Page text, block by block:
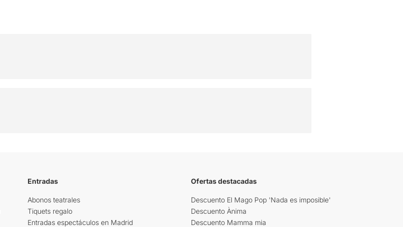
Entradas
Abonos teatrales
Tiquets regalo
Entradas espectáculos en Madrid
Ofertas destacadas
Descuento El Mago Pop 'Nada es imposible'
Descuento Ànima
Descuento Mamma mia